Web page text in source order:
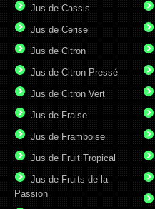
Jus de Cassis
Jus de Cerise
Jus de Citron
Jus de Citron Pressé
Jus de Citron Vert
Jus de Fraise
Jus de Framboise
Jus de Fruit Tropical
Jus de Fruits de la
Passion